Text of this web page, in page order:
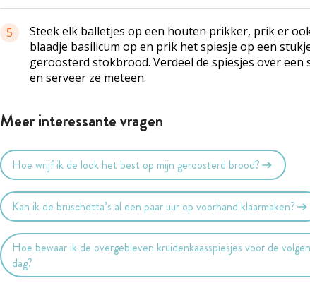
5
Steek elk balletjes op een houten prikker, prik er
blaadje basilicum op en prik het spiesje op een
geroosterd stokbrood. Verdeel de spiesjes over een
en serveer ze meteen.
Meer interessante vragen
Hoe wrijf ik de look het best op mijn geroosterd brood?
Kan ik de bruschetta’s al een paar uur op voorhand klaarmaken?
Hoe bewaar ik de overgebleven kruidenkaasspiesjes voor de
dag?